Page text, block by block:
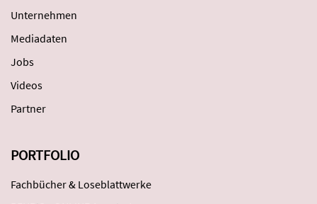
Unternehmen
Mediadaten
Jobs
Videos
Partner
PORTFOLIO
Fachbücher & Loseblattwerke